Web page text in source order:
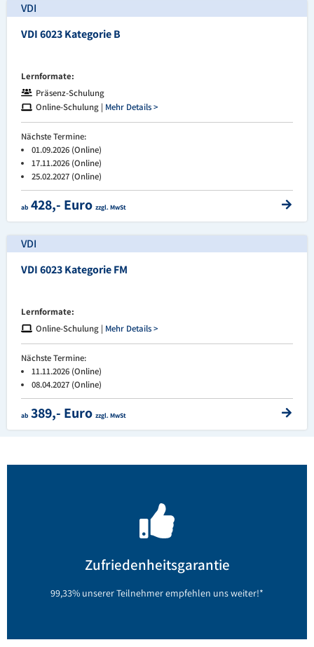
VDI
VDI 6023 Kategorie B
Lernformate:
Präsenz-Schulung
Online-Schulung | Mehr Details >
Nächste Termine:
01.09.2026 (Online)
17.11.2026 (Online)
25.02.2027 (Online)
ab 428,- Euro zzgl. MwSt
VDI
VDI 6023 Kategorie FM
Lernformate:
Online-Schulung | Mehr Details >
Nächste Termine:
11.11.2026 (Online)
08.04.2027 (Online)
ab 389,- Euro zzgl. MwSt
Zufriedenheitsgarantie
99,33% unserer Teilnehmer empfehlen uns weiter!*
Woher wissen wir das?
*Auswertung aus interner Stichproben-Evaluation